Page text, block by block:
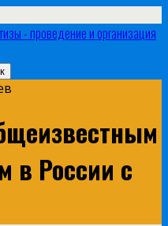
- проведение и организация
в России с